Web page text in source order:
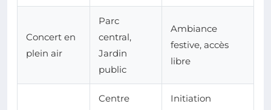
Concert en
plein air
Parc
central,
Jardin
public
Ambiance
festive, accès
libre
Centre
Initiation